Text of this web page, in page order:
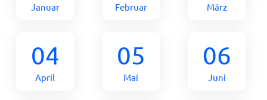
Januar Februar März
04
April
05
Mai
06
Juni